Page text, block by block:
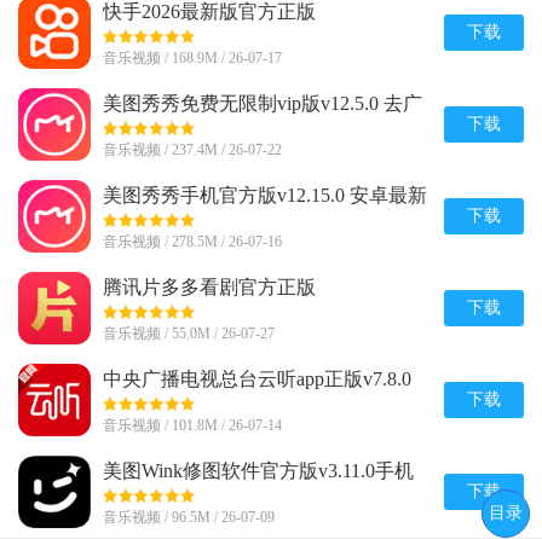
快手2026最新版官方正版
v14.6.20.49153 安卓版
音乐视频 / 168.9M / 26-07-17
下载
美图秀秀免费无限制vip版v12.5.0 去广
告会员版
音乐视频 / 237.4M / 26-07-22
下载
美图秀秀手机官方版v12.15.0 安卓最新
版
音乐视频 / 278.5M / 26-07-16
下载
腾讯片多多看剧官方正版
appv3.23.0.25751官方最新版
音乐视频 / 55.0M / 26-07-27
下载
中央广播电视总台云听app正版v7.8.0
最新版
音乐视频 / 101.8M / 26-07-14
下载
美图Wink修图软件官方版v3.11.0手机
版
音乐视频 / 96.5M / 26-07-09
下载
目录